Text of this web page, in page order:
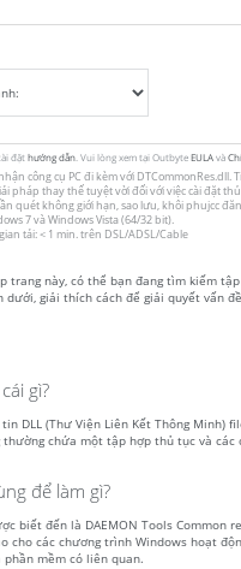
đặt hướng dẫn . Vui lòng xem tại OutbyteEULAvà
công cụ PC đi kèm với
pháp thay thế tuyệt vời đối với việc cài đặt
quét không giới hạn, sao lưu, khôi phujcc
7 và Windows Vista (64/32 bit).
tải: < 1 min. trên DSL/ADSL/Cable
trang này, có thể bạn đang tìm kiếm
dưới, giải thích cách để giải quyết vấn
gì?
DLL (Thư Viện Liên Kết Thông
thường chứa một tập hợp thủ tục và
để làm gì?
biết đến là DAEMON Tools
cho các chương trình Windows hoạt
mềm có liên quan.